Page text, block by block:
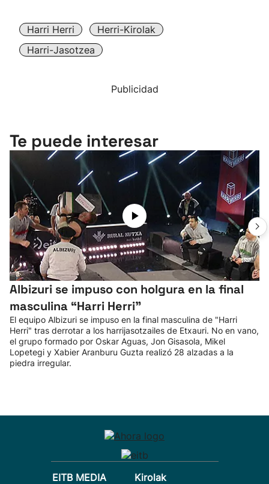
Harri Herri
Herri-Kirolak
Harri-Jasotzea
Publicidad
Te puede interesar
Albizuri se impuso con holgura en la final
masculina “Harri Herri”
El equipo Albizuri se impuso en la final masculina de "Harri
Herri" tras derrotar a los harrijasotzailes de Etxauri. No en vano,
el grupo formado por Oskar Aguas, Jon Gisasola, Mikel
Lopetegi y Xabier Aranburu Guzta realizó 28 alzadas a la
piedra irregular.
EITB MEDIA
Kirolak